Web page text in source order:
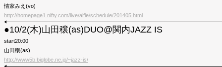
情家みえ(vo)
http://homepage1.nifty.com/live/alfie/schedule/201405.html
●10/2(木)山田穣(as)DUO@関内JAZZ IS
start20:00
山田穣(as)
http://www5b.biglobe.ne.jp/~jazz-is/